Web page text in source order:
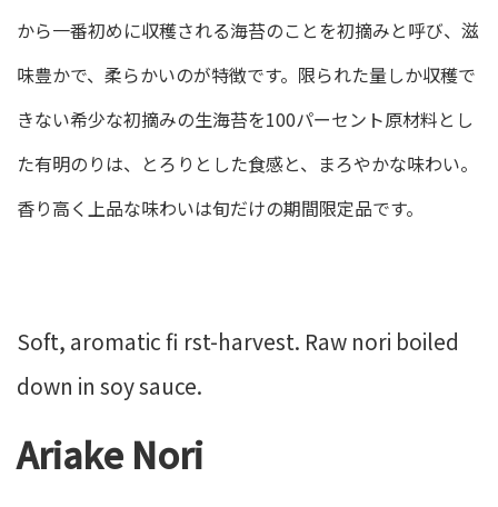
から一番初めに収穫される海苔のことを初摘みと呼び、滋
味豊かで、柔らかいのが特徴です。限られた量しか収穫で
きない希少な初摘みの生海苔を100パーセント原材料とし
た有明のりは、とろりとした食感と、まろやかな味わい。
香り高く上品な味わいは旬だけの期間限定品です。
Soft, aromatic fi rst-harvest. Raw nori boiled
down in soy sauce.
Ariake Nori